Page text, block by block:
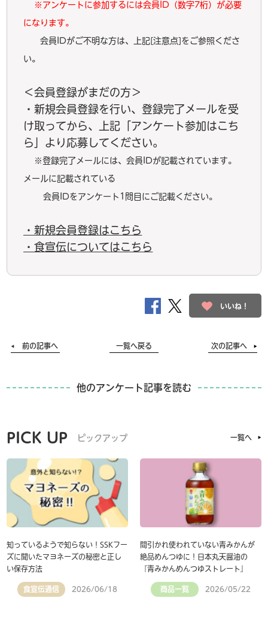
※アンケートに参加するには会員ID（数字7桁）が必要
になります。
会員IDがご不明な方は、上記[注意点]をご参照くださ
い。
＜会員登録がまだの方＞
・新規会員登録を行い、登録完了メールを受
け取ってから、上記「アンケート参加はこち
ら」より応募してください。
※登録完了メールには、会員IDが記載されています。
メールに記載されている
会員IDをアンケート1問目にご記載ください。
・新規会員登録はこちら
・食宣伝についてはこちら
いいね！
前の記事へ 一覧へ戻る 次の記事へ
他のアンケート記事を読む
PICK UP ピックアップ 一覧へ
知っているようで知らない！SSKフー
ズに聞いたマヨネーズの秘密と正し
い保存方法
食宣伝通信 2026/06/18
間引かれ使われていない青みかんが
絶品めんつゆに！日本丸天醤油の
『青みかんめんつゆストレート』
商品一覧 2026/05/22